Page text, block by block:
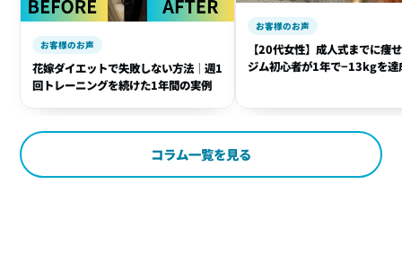
お客様のお声
花嫁ダイエットで失敗しない方法｜週1
回トレーニングを続けた1年間の実例
お客様のお声
【20代女性】成人式までに痩
ジム初心者が1年で−13kgを達
コラム一覧を見る